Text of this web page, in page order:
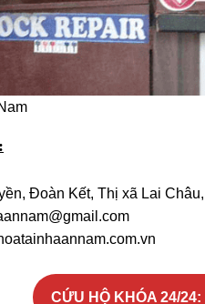
Đoàn Kết, Thị xã Lai
CỨU HỘ KHÓA 24/24: